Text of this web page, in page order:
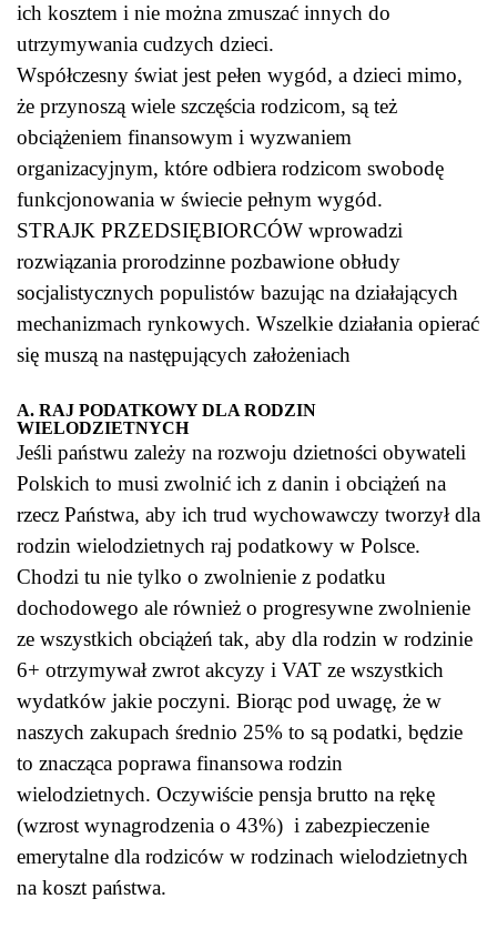
ich kosztem i nie można zmuszać innych do
utrzymywania cudzych dzieci.
Współczesny świat jest pełen wygód, a dzieci mimo,
że przynoszą wiele szczęścia rodzicom, są też
obciążeniem finansowym i wyzwaniem
organizacyjnym, które odbiera rodzicom swobodę
funkcjonowania w świecie pełnym wygód.
STRAJK PRZEDSIĘBIORCÓW wprowadzi
rozwiązania prorodzinne pozbawione obłudy
socjalistycznych populistów bazując na działających
mechanizmach rynkowych. Wszelkie działania opierać
się muszą na następujących założeniach
A. RAJ PODATKOWY DLA RODZIN
WIELODZIETNYCH
Jeśli państwu zależy na rozwoju dzietności obywateli
Polskich to musi zwolnić ich z danin i obciążeń na
rzecz Państwa, aby ich trud wychowawczy tworzył dla
rodzin wielodzietnych raj podatkowy w Polsce.
Chodzi tu nie tylko o zwolnienie z podatku
dochodowego ale również o progresywne zwolnienie
ze wszystkich obciążeń tak, aby dla rodzin w rodzinie
6+ otrzymywał zwrot akcyzy i VAT ze wszystkich
wydatków jakie poczyni. Biorąc pod uwagę, że w
naszych zakupach średnio 25% to są podatki, będzie
to znacząca poprawa finansowa rodzin
wielodzietnych. Oczywiście pensja brutto na rękę
(wzrost wynagrodzenia o 43%) i zabezpieczenie
emerytalne dla rodziców w rodzinach wielodzietnych
na koszt państwa.